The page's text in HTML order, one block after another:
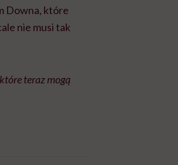
Downa, które
nie musi tak
teraz mogą